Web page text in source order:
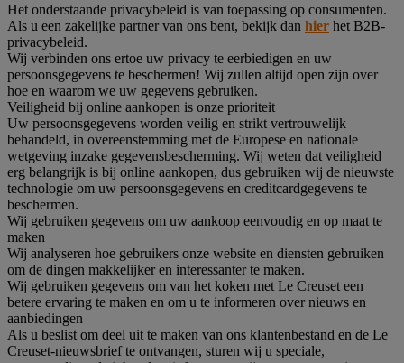
Het onderstaande privacybeleid is van toepassing op consumenten.
Als u een zakelijke partner van ons bent, bekijk dan hier het B2B-
privacybeleid.
Wij verbinden ons ertoe uw privacy te eerbiedigen en uw
persoonsgegevens te beschermen! Wij zullen altijd open zijn over
hoe en waarom we uw gegevens gebruiken.
Veiligheid bij online aankopen is onze prioriteit
Uw persoonsgegevens worden veilig en strikt vertrouwelijk
behandeld, in overeenstemming met de Europese en nationale
wetgeving inzake gegevensbescherming. Wij weten dat veiligheid
erg belangrijk is bij online aankopen, dus gebruiken wij de nieuwste
technologie om uw persoonsgegevens en creditcardgegevens te
beschermen.
Wij gebruiken gegevens om uw aankoop eenvoudig en op maat te
maken
Wij analyseren hoe gebruikers onze website en diensten gebruiken
om de dingen makkelijker en interessanter te maken.
Wij gebruiken gegevens om van het koken met Le Creuset een
betere ervaring te maken en om u te informeren over nieuws en
aanbiedingen
Als u beslist om deel uit te maken van ons klantenbestand en de Le
Creuset-nieuwsbrief te ontvangen, sturen wij u speciale,